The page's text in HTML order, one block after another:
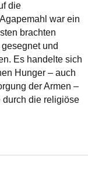
die
war ein
brachten
und
Es handelte sich
Hunger – auch
der Armen –
durch die religiöse